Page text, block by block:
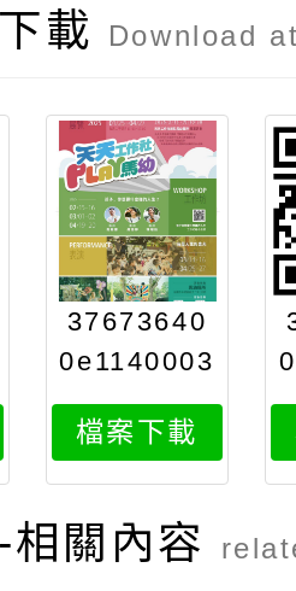
載 Download
37673640
0e1140003
994attach
2
檔案下載
關內容